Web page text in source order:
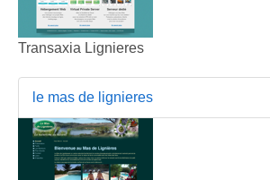
Transaxia Lignieres
le mas de lignieres